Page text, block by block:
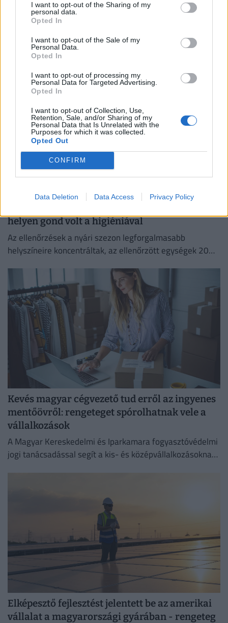
I want to opt-out of the Sharing of my
personal data.
Opted In
I want to opt-out of the Sale of my
Personal Data.
Opted In
I want to opt-out of processing my
Personal Data for Targeted Advertising.
Opted In
I want to opt-out of Collection, Use,
Retention, Sale, and/or Sharing of my
Personal Data that Is Unrelated with the
Purposes for which it was collected.
Opted Out
CONFIRM
Data Deletion Data Access Privacy Policy
nem csak a sztori, a számlák is fiktívek voltak -
174 millió forint adót csaltak el
gyártásában volt érdekelt, és az adózásra is sajátos
forgatókönyvet talált ki.
Strandbüfékre, fagyizókra, fesztiválokra
helyen gond volt a higiéniával
Az ellenőrzések a nyári szezon legforgalmasabb
helyszíneire koncentráltak, az ellenőrzött egységek 20
Kevés magyar cégvezető tud erről az ingyenes
mentőövről: rengeteget spórolhatnak vele a
vállalkozások
A Magyar Kereskedelmi és Iparkamara fogyasztóvédelmi
jogi tanácsadással segít a kis- és középvállalkozásoknak
Elképesztő fejlesztést jelentett be az amerikai
vállalat a magyarországi gyárában - rengeteg